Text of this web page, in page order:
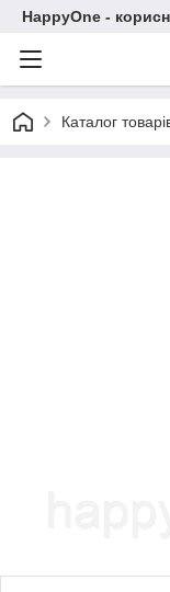
HappyOne -
Каталог